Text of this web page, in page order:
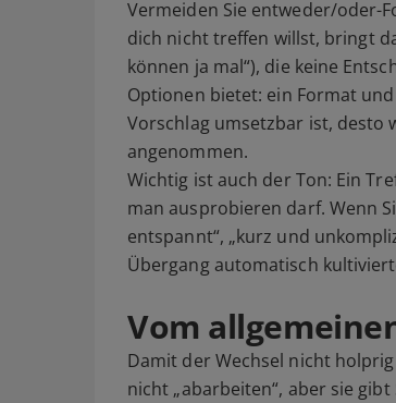
Vermeiden Sie entweder/oder-
dich nicht treffen willst, bringt
können ja mal“), die keine
Optionen bietet: ein Format
Vorschlag umsetzbar ist, desto
angenommen.
Wichtig ist auch der Ton: Ein
man ausprobieren darf. Wenn
entspannt“, „kurz und
Übergang automatisch
Vom
Damit der Wechsel nicht
nicht „abarbeiten“, aber sie